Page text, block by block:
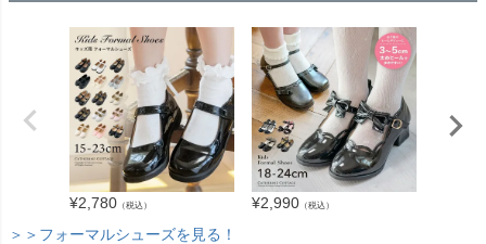
¥2,780 （税込） ¥2,990 （税込）
＞＞フォーマルシューズを見る！